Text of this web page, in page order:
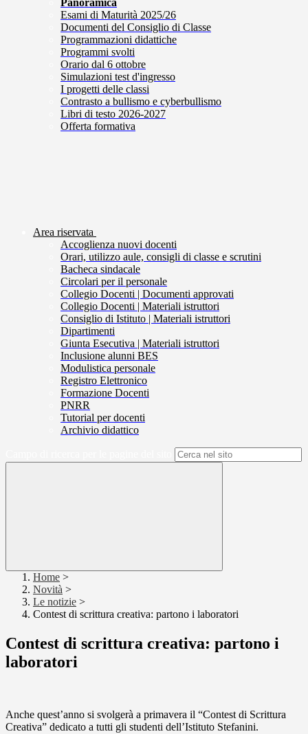
Panoramica
Esami di Maturità 2025/26
Documenti del Consiglio di Classe
Programmazioni didattiche
Programmi svolti
Orario dal 6 ottobre
Simulazioni test d'ingresso
I progetti delle classi
Contrasto a bullismo e cyberbullismo
Libri di testo 2026-2027
Offerta formativa
Area riservata
Accoglienza nuovi docenti
Orari, utilizzo aule, consigli di classe e scrutini
Bacheca sindacale
Circolari per il personale
Collegio Docenti | Documenti approvati
Collegio Docenti | Materiali istruttori
Consiglio di Istituto | Materiali istruttori
Dipartimenti
Giunta Esecutiva | Materiali istruttori
Inclusione alunni BES
Modulistica personale
Registro Elettronico
Formazione Docenti
PNRR
Tutorial per docenti
Archivio didattico
Home >
Novità >
Le notizie >
Contest di scrittura creativa: partono i laboratori
Contest di scrittura creativa: partono i
laboratori
Anche quest’anno si svolgerà a primavera il “Contest di Scrittura
Creativa” dedicato a tutti gli studenti dell’Istituto Stefanini.